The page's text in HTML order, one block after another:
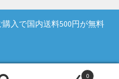
0
購入で国内送料500円が無料